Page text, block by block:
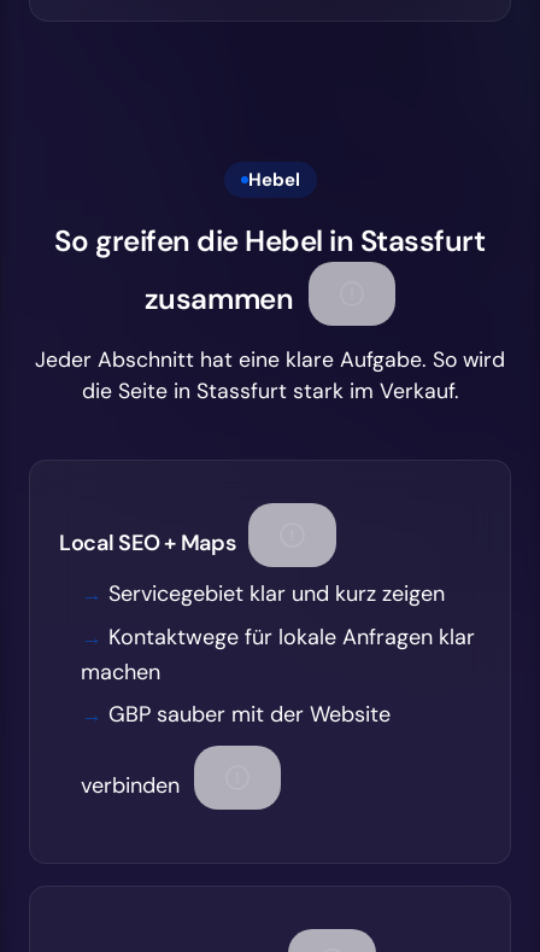
Hebel
So greifen die Hebel in Stassfurt
zusammen
Jeder Abschnitt hat eine klare Aufgabe. So wird
die Seite in Stassfurt stark im Verkauf.
Local SEO + Maps
Servicegebiet klar und kurz zeigen
Kontaktwege für lokale Anfragen klar
machen
GBP sauber mit der Website
verbinden